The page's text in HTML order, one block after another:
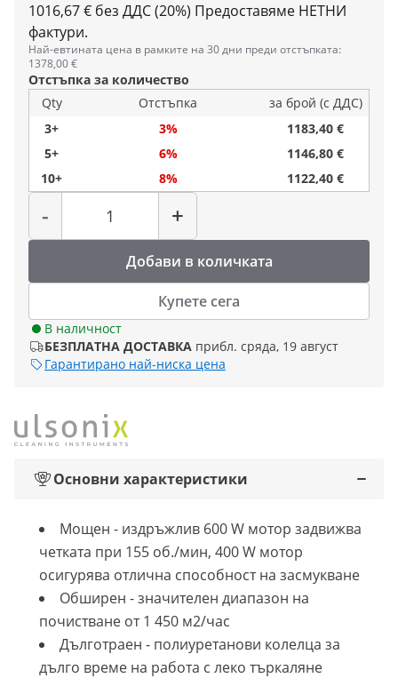
1016,67 € без ДДС (20%) Предоставяме НЕТНИ
фактури.
Най-евтината цена в рамките на 30 дни преди отстъпката:
1378,00 €
Отстъпка за количество
Qty
Отстъпка
за брой (с ДДС)
3+
3%
1183,40 €
5+
6%
1146,80 €
10+
8% 1122,40 €
-
Количество
+
Добави в количката
Купете сега
В наличност
БЕЗПЛАТНА ДОСТАВКА прибл. сряда, 19 август
Гарантирано най-ниска цена
Основни характеристики
Мощен - издръжлив 600 W мотор задвижва
четката при 155 об./мин, 400 W мотор
осигурява отлична способност на засмукване
Обширен - значителен диапазон на
почистване от 1 450 м2/час
Дълготраен - полиуретанови колелца за
дълго време на работа с леко търкаляне